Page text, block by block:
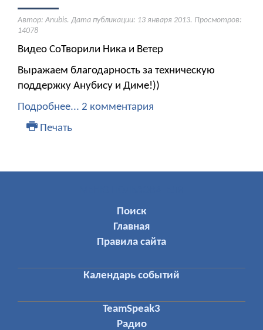
Автор: Anubis. Дата публикации: 13 января 2013. Просмотров:
14078
Видео СоТворили Ника и Ветер
Выражаем благодарность за техническую
поддержку Анубису и Диме!))
Подробнее... 2 комментария
Печать
Поиск
Главная
Правила сайта
Календарь событий
TeamSpeak3
Радио